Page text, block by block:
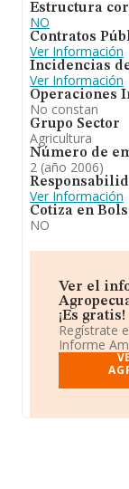
Estructura
NO
Contratos
Ver Información
Incidencias
Ver Información
Operaciones
No constan
Grupo Sector
Agricultura
Número de
2 (año 2006)
Ver Información
Cotiza en
NO
Ver el
¡Es gratis!
Regístrate
Informe